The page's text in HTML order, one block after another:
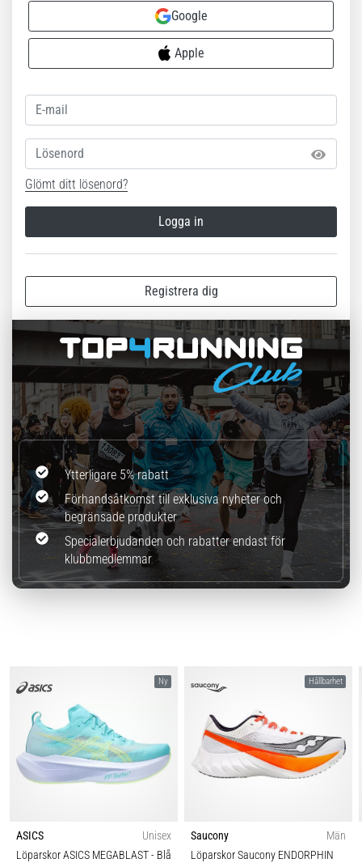
Google
Apple
Lösenord
Glömt ditt lösenord?
Logga in
Registrera dig
Ytterligare 5% rabatt
Förhandsåtkomst till exklusiva nyheter och
begränsade produkter
Specialerbjudanden och rabatter endast för
klubbmedlemmar
Ny
ASICS
Unisex
Löparskor ASICS MEGABLAST- Blå
Hållbarhet
Saucony
Män
Löparskor Saucony ENDORPHIN